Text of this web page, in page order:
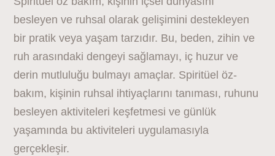
besleyen ve ruhsal olarak gelişimini destekleyen
bir pratik veya yaşam tarzıdır. Bu, beden, zihin ve
ruh arasındaki dengeyi sağlamayı, iç huzur ve
derin mutluluğu bulmayı amaçlar. Spiritüel öz-
bakım, kişinin ruhsal ihtiyaçlarını tanıması, ruhunu
besleyen aktiviteleri keşfetmesi ve günlük
yaşamında bu aktiviteleri uygulamasıyla
gerçekleşir.